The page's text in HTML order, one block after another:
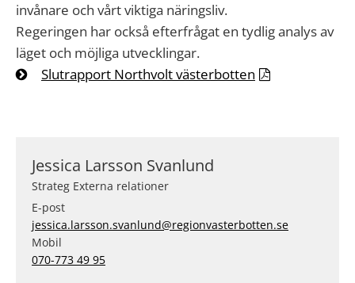
invånare och vårt viktiga näringsliv.
Regeringen har också efterfrågat en tydlig analys av
läget och möjliga utvecklingar.
Slutrapport Northvolt västerbotten
Jessica Larsson Svanlund
Strateg Externa relationer
E-post
jessica.larsson.svanlund@regionvasterbotten.se
Mobil
070-773 49 95